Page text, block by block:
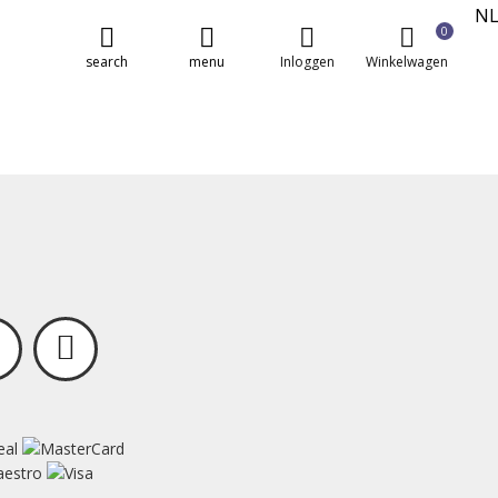
NL
0
Winkelwagen
Inloggen
menu
search